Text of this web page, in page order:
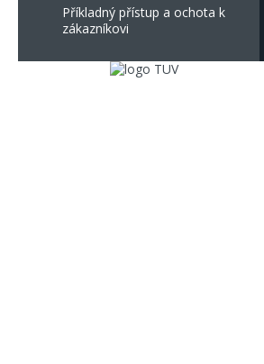
Příkladný přístup a ochota k
zákazníkovi